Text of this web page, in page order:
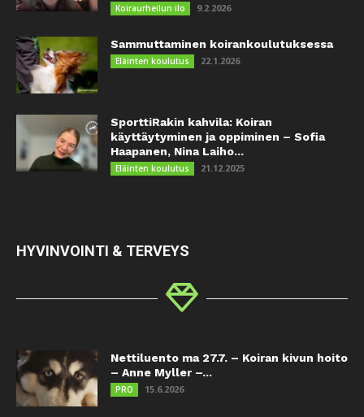
Koiraurheilun ilo 9.2.2026
Sammuttaminen koirankoulutuksessa
Eläinten koulutus 22.1.2026
SporttiRakin kahvila: Koiran
käyttäytyminen ja oppiminen – Sofia
Haapanen, Nina Laiho...
Eläinten koulutus 21.12.2025
HYVINVOINTI & TERVEYS
Nettiluento ma 27.7. – Koiran kivun hoito
– Anne Myller –...
PRO 15.6.2026